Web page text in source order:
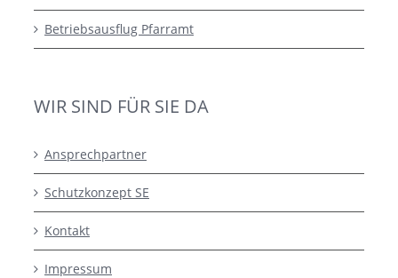
Betriebsausflug Pfarramt
WIR SIND FÜR SIE DA
Ansprechpartner
Schutzkonzept SE
Kontakt
Impressum